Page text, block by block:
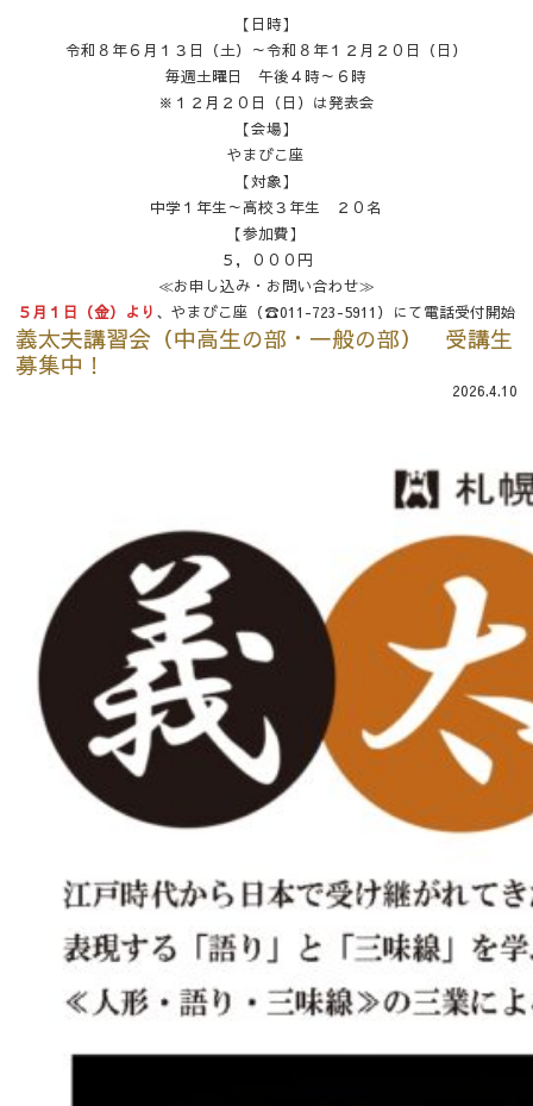
【日時】
令和８年６月１３日（土）～令和８年１２月２０日（日）
毎週土曜日 午後４時～６時
※１２月２０日（日）は発表会
【会場】
やまびこ座
【対象】
中学１年生～高校３年生 ２０名
【参加費】
５，０００円
≪お申し込み・お問い合わせ≫
５月１日（金）より 、やまびこ座（☎011-723-5911）にて電話受付開始
義太夫講習会（中高生の部・一般の部） 受講生
募集中！
2026.4.10